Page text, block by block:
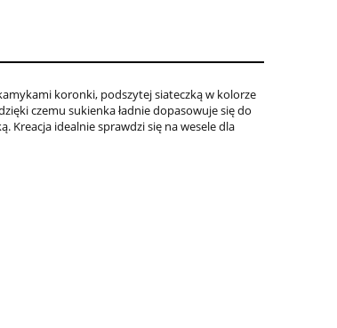
koronki, podszytej siateczką w kolorze
czemu sukienka ładnie dopasowuje się do
Kreacja idealnie sprawdzi się na wesele dla